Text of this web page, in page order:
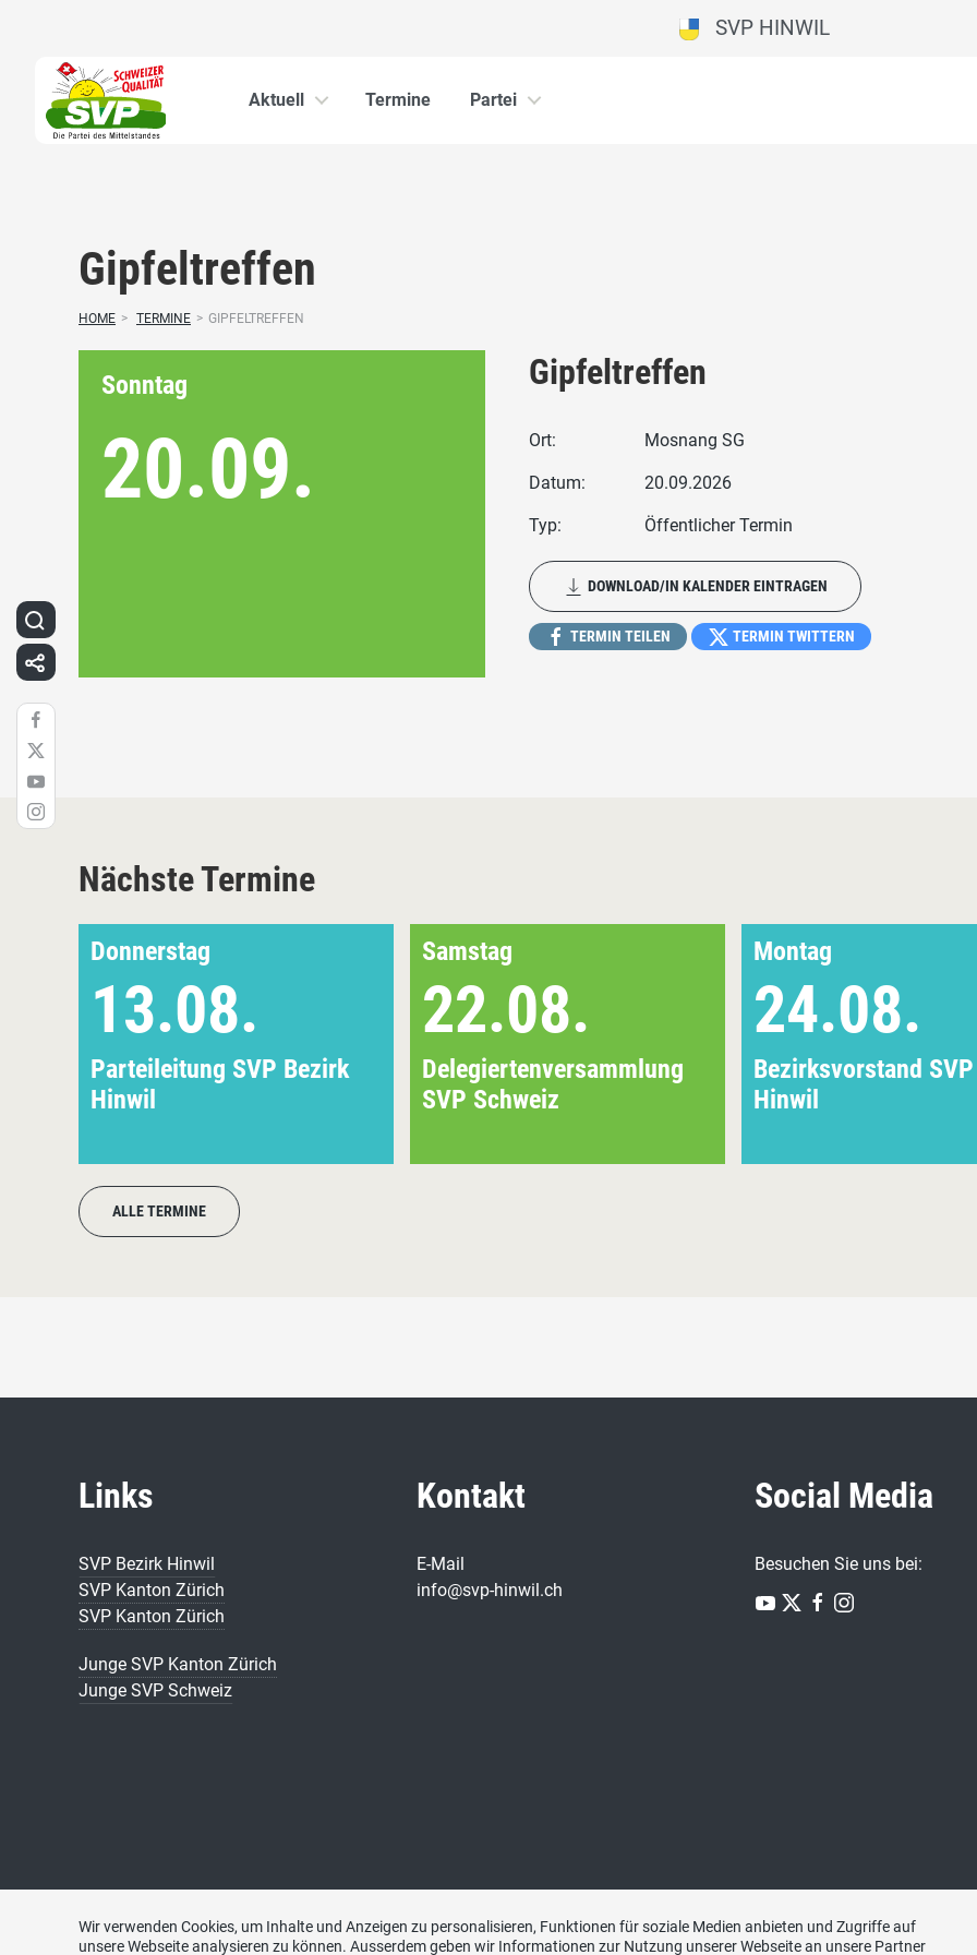
SVP HINWIL
Aktuell Termine Partei
Gipfeltreffen
HOME > TERMINE > GIPFELTREFFEN
Sonntag
20.09.
Gipfeltreffen
Ort: Mosnang SG
Datum: 20.09.2026
Typ: Öffentlicher Termin
DOWNLOAD/IN KALENDER EINTRAGEN
TERMIN TEILEN TERMIN TWITTERN
Nächste Termine
Donnerstag
13.08.
Parteileitung SVP Bezirk
Hinwil
Samstag
22.08.
Delegiertenversammlung
SVP Schweiz
Montag
24.08.
Bezirksvorstand
Hinwil
ALLE TERMINE
Links
SVP Bezirk Hinwil
SVP Kanton Zürich
SVP Kanton Zürich
Junge SVP Kanton Zürich
Junge SVP Schweiz
Kontakt
E-Mail
info@svp-hinwil.ch
Social Media
Besuchen Sie uns bei:
Wir verwenden Cookies, um Inhalte und Anzeigen zu personalisieren, Funktionen für soziale Medien anbieten und Zugriffe auf
unsere Webseite analysieren zu können. Ausserdem geben wir Informationen zur Nutzung unserer Webseite an unsere Partner